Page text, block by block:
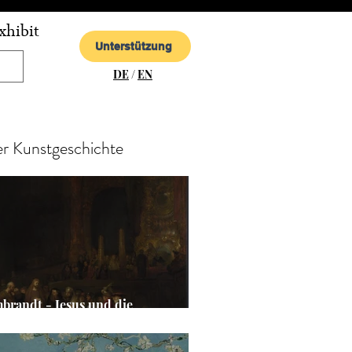
DE/EN
Unterstützung
Kunstgeschichte
- Jesus und die